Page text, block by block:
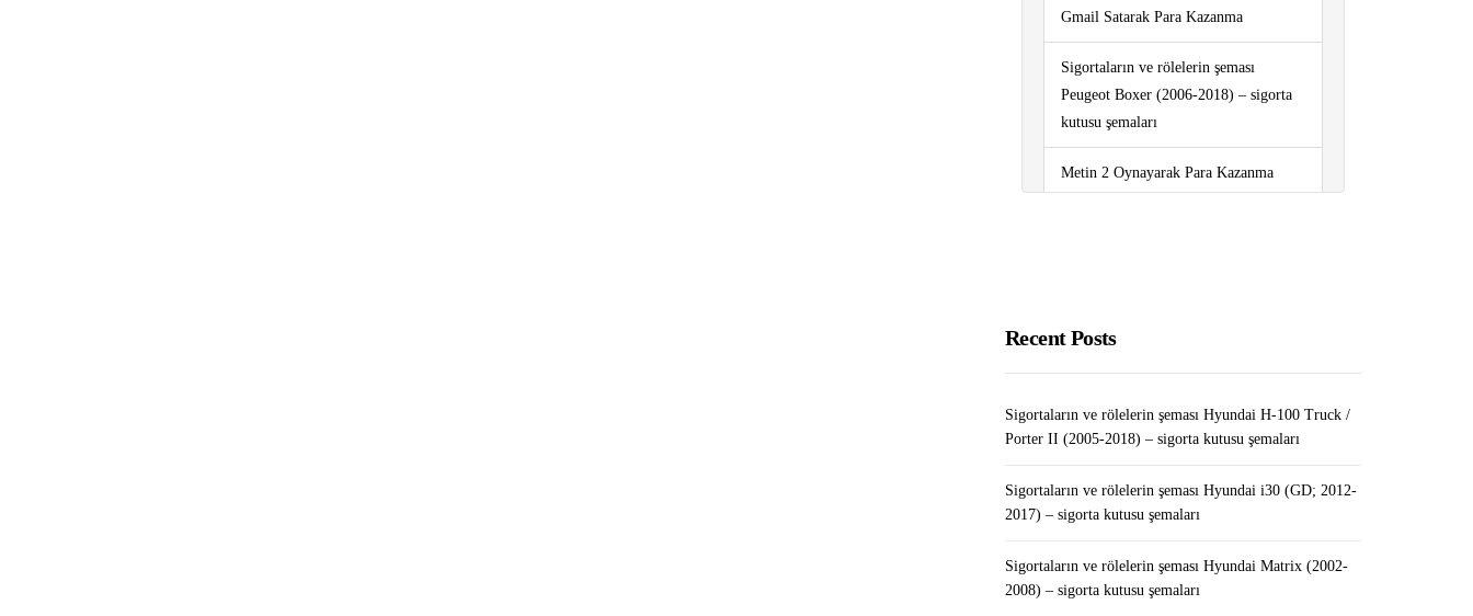
Gmail Satarak Para Kazanma
Sigortaların ve rölelerin şeması
Peugeot Boxer (2006-2018) – sigorta
kutusu şemaları
Metin 2 Oynayarak Para Kazanma
Sigortaların ve rölelerin şeması
Sigortaların ve rölelerin şeması
kutusu şemaları
Recent Posts
Sigortaların ve rölelerin şeması Hyundai H-100 Truck /
Porter II (2005-2018) – sigorta kutusu şemaları
Sigortaların ve rölelerin şeması Hyundai i30 (GD; 2012-
2017) – sigorta kutusu şemaları
Sigortaların ve rölelerin şeması Hyundai Matrix (2002-
2008) – sigorta kutusu şemaları